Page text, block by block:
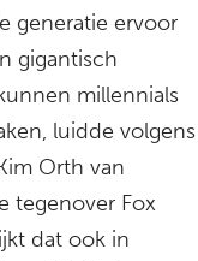
generatie ervoor
gigantisch
millennials
luidde volgens
Orth van
tegenover Fox
dat ook in